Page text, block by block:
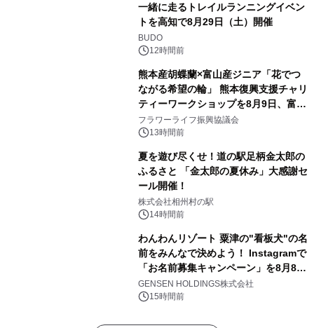
一緒に走るトレイルランニングイベン
トを高知で8月29日（土）開催
BUDO
12時間前
熊本産胡蝶蘭×富山産ジニア「花でつ
ながる希望の輪」 熊本復興支援チャリ
ティーワークショップを8月9日、富
山・射水で開催
フラワーライフ振興協議会
13時間前
夏を遊び尽くせ！道の駅足柄金太郎の
ふるさと 「金太郎の夏休み」大感謝セ
ール開催！
株式会社相州村の駅
14時間前
わんわんリゾート 粟津の"看板犬"の名
前をみんなで決めよう！ Instagramで
「お名前募集キャンペーン」を8月8日
(土)より開催
GENSEN HOLDINGS株式会社
15時間前